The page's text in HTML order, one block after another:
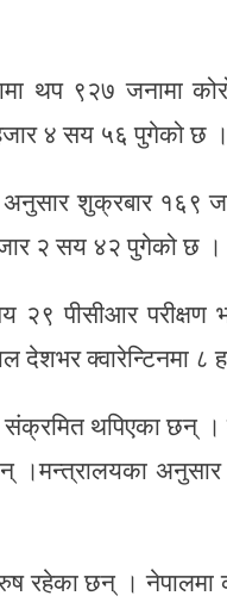
थप ९२७ जनामा
४ सय ५६ पुगेको छ ।
शुक्रबार १६९
२ सय ४२ पुगेको छ ।
२९ पीसीआर
देशभर क्वारेन्टिनमा
संक्रमित थपिएका छन्
।मन्त्रालयका
रहेका छन् ।